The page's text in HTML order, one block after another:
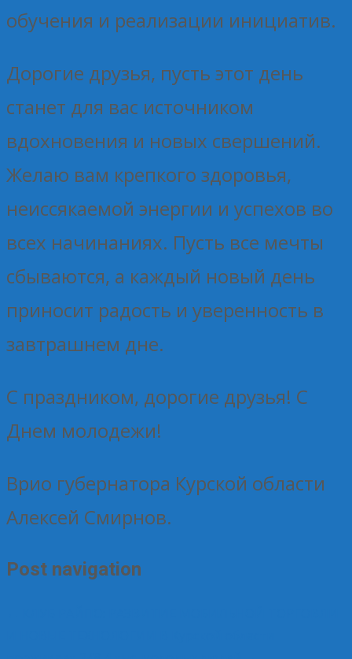
обучения и реализации инициатив.
Дорогие друзья, пусть этот день
станет для вас источником
вдохновения и новых свершений.
Желаю вам крепкого здоровья,
неиссякаемой энергии и успехов во
всех начинаниях. Пусть все мечты
сбываются, а каждый новый день
приносит радость и уверенность в
завтрашнем дне.
С праздником, дорогие друзья! С
Днем молодежи!
Врио губернатора Курской области
Алексей Смирнов.
Post navigation